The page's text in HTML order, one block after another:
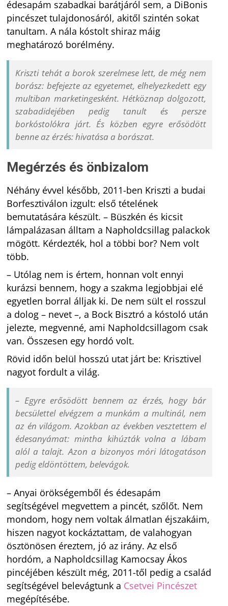
édesapám szabadkai barátjáról sem, a DiBonis
pincészet tulajdonosáról, akitől szintén sokat
tanultam. A nála kóstolt shiraz máig
meghatározó borélmény.
Kriszti tehát a borok szerelmese lett, de még nem
borász: befejezte az egyetemet, elhelyezkedett egy
multiban marketingesként. Hétköznap dolgozott,
szabadidejében pedig tanult és persze
borkóstolókra járt. És közben egyre erősödött
benne az érzés: hivatása a borászat.
Megérzés és önbizalom
Néhány évvel később, 2011-ben Kriszti a budai
Borfesztiválon izgult: első tételének
bemutatására készült. – Büszkén és kicsit
lámpalázasan álltam a Napholdcsillag palackok
mögött. Kérdezték, hol a többi bor? Nem volt
több.
– Utólag nem is értem, honnan volt ennyi
kurázsi bennem, hogy a szakma legjobbjai elé
egyetlen borral álljak ki. De nem sült el rosszul
a dolog – nevet –, a Bock Bisztró a kóstoló után
jelezte, megvenné, ami Napholdcsillagom csak
van. Összesen egy hordó volt.
Rövid időn belül hosszú utat járt be: Krisztivel
nagyot fordult a világ.
– Egyre erősödött bennem az érzés, hogy bár
becsülettel elvégzem a munkám a multinál, nem
az én világom. Azokban az években vesztettem el
édesanyámat: mintha kihúzták volna a lábam
alól a talajt. Azon a bizonyos móri látogatáson
pedig eldöntöttem, belevágok.
– Anyai örökségemből és édesapám
segítségével megvettem a pincét, szőlőt. Nem
mondom, hogy nem voltak álmatlan éjszakáim,
hiszen nagyot kockáztattam, de valahogyan
ösztönösen éreztem, jó az irány. Az első
hordóm, a Napholdcsillag Kamocsay Ákos
pincéjében készült még, 2011-től pedig a család
segítségével belevágtunk a Csetvei Pincészet
megépítésébe.